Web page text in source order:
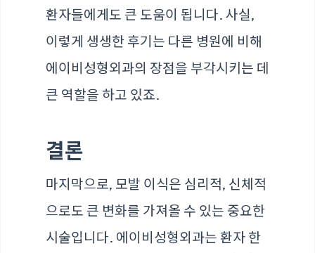
환자들에게도 큰 도움이 됩니다. 사실,
이렇게 생생한 후기는 다른 병원에 비해
에이비성형외과의 장점을 부각시키는 데
큰 역할을 하고 있죠.
결론
마지막으로, 모발 이식은 심리적, 신체적
으로도 큰 변화를 가져올 수 있는 중요한
시술입니다. 에이비성형외과는 환자 한